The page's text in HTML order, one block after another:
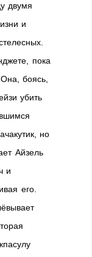
двумя
и
пока
боясь,
убить
но
Айзель
и
его.